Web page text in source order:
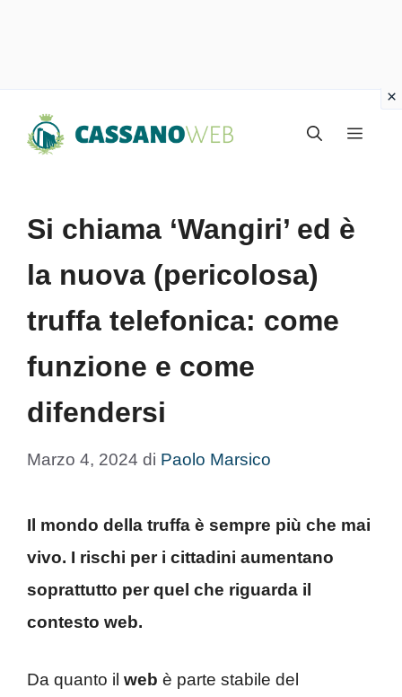
Menu
Si chiama ‘Wangiri’ ed è
la nuova (pericolosa)
truffa telefonica: come
funzione e come
difendersi
Marzo 4, 2024 di Paolo Marsico
Il mondo della truffa è sempre più che mai
vivo. I rischi per i cittadini aumentano
soprattutto per quel che riguarda il
contesto web.
Da quanto il web è parte stabile del